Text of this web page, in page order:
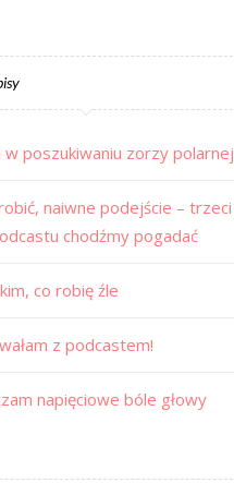
w poszukiwaniu zorzy polarnej
naiwne podejście – trzeci
chodźmy pogadać
co robię źle
z podcastem!
napięciowe bóle głowy